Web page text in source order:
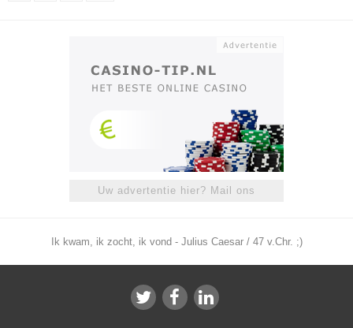
Uw advertentie hier? Mail ons
Ik kwam, ik zocht, ik vond - Julius Caesar / 47 v.Chr. ;)